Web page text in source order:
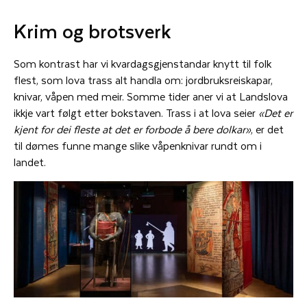
Krim og brotsverk
Som kontrast har vi kvardagsgjenstandar knytt til folk
flest, som lova trass alt handla om: jordbruksreiskapar,
knivar, våpen med meir. Somme tider aner vi at Landslova
ikkje vart følgt etter bokstaven. Trass i at lova seier «Det er
kjent for dei fleste at det er forbode å bere dolkar», er det
til dømes funne mange slike våpenknivar rundt om i
landet.